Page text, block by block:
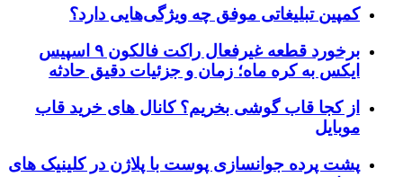
کمپین تبلیغاتی موفق چه ویژگی‌هایی دارد؟
برخورد قطعه غیرفعال راکت فالکون ۹ اسپیس
ایکس به کره ماه؛ زمان و جزئیات دقیق حادثه
از کجا قاب گوشی بخریم؟ کانال های خرید قاب
موبایل
پشت پرده جوانسازی پوست با پلاژن در کلینیک های